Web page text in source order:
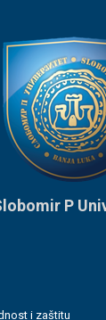
P
i zaštitu